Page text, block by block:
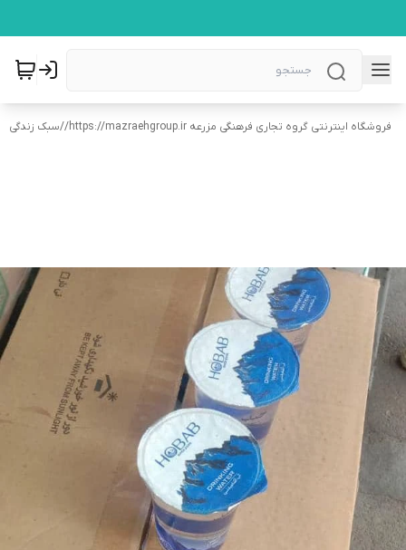
فروشگاه اینترنتی گروه تجاری فرهنگی مزرعه https://mazraehgroup.ir/ /سبک زندگی